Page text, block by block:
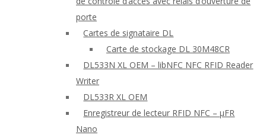
porte
Cartes de signataire DL
Carte de stockage DL 30M48CR
DL533N XL OEM – libNFC NFC RFID Reader
Writer
DL533R XL OEM
Enregistreur de lecteur RFID NFC – μFR
Nano